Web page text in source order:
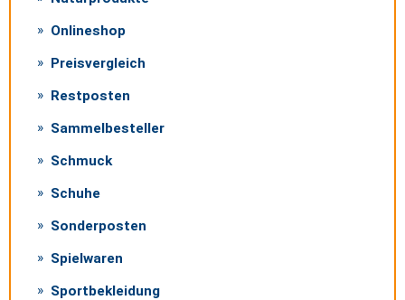
Onlineshop
Preisvergleich
Restposten
Sammelbesteller
Schmuck
Schuhe
Sonderposten
Spielwaren
Sportbekleidung